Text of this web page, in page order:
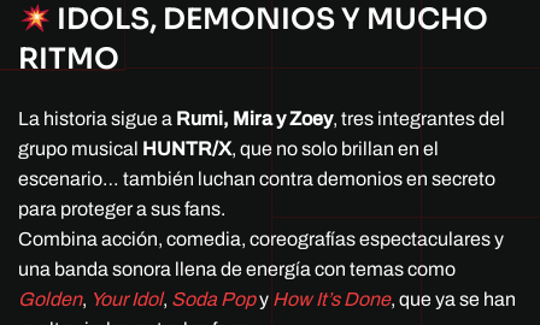
IDOLS, DEMONIOS Y MUCHO
RITMO
La historia sigue a Rumi, Mira y Zoey, tres integrantes del
grupo musical HUNTR/X, que no solo brillan en el
escenario… también luchan contra demonios en secreto
para proteger a sus fans.
Combina acción, comedia, coreografías espectaculares y
una banda sonora llena de energía con temas como
Golden, Your Idol, Soda Popy How It’s Done, que ya se han